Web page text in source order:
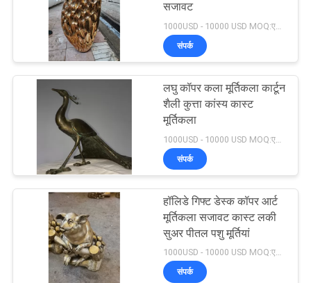
कारखाने
दौरा
हमसे
सजावट
संपर्क
लघु कॉपर कला मूर्तिकला कार्टून
शैली कुत्ता कांस्य कास्ट
मूर्तिकला
संपर्क
हॉलिडे गिफ्ट डेस्क कॉपर आर्ट
मूर्तिकला सजावट कास्ट लकी
सुअर पीतल पशु मूर्तियां
1000USD - 10000 USD MOQ:एक टुकड़ा
संपर्क